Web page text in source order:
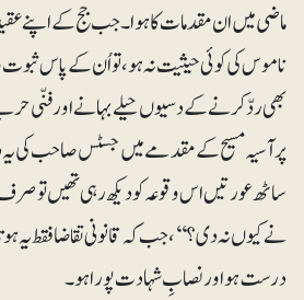
ماضی میں ان مقدمات کا ہوا۔ جب جج کے اپنے
ناموس کی کوئی حیثیت نہ ہو ،تو اُن کے پاس ثبوت
بھی ردّکرنے کے دسیوں حیلے بہانے اور فنّی
پر آسیہ مسیح کے مقدمے میں جسٹس صاحب کی
ساٹھ عورتیں اس وقوعہ کو دیکھ رہی تھیں تو
نے کیوں نہ دی؟‘‘، جب کہ قانونی تقاضا فقط یہ
درست ہو اور نصابِ شہادت پورا ہو۔